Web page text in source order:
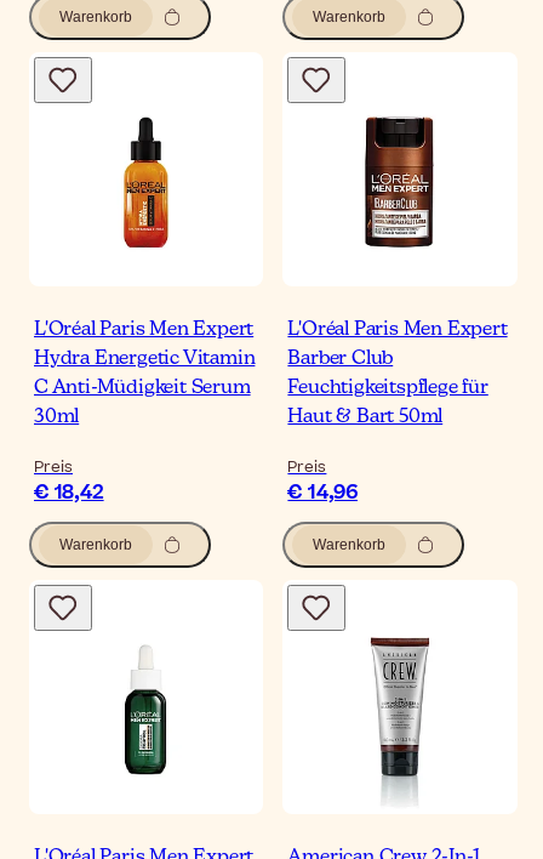
Warenkorb Warenkorb
L'Oréal Paris Men Expert
Hydra Energetic Vitamin
C Anti-Müdigkeit Serum
30ml
Preis
€ 18,42
Warenkorb
L'Oréal Paris Men Expert
Barber Club
Feuchtigkeitspflege für
Haut & Bart 50ml
Preis
€ 14,96
Warenkorb